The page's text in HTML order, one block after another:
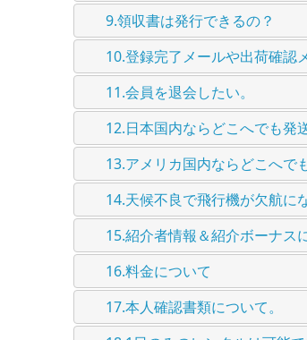
9.領収書は発行できるの？
10.登録完了メールや出荷確認
11.会員を退会したい。
12.日本国内ならどこへでも発
13.アメリカ国内ならどこへで
14.天候不良で飛行機が欠航に
15.紹介者情報＆紹介ボーナス
16.料金について
17.本人確認書類について。